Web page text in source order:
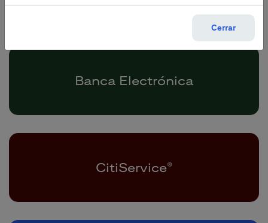
Cerrar
Banca Electrónica
CitiService®